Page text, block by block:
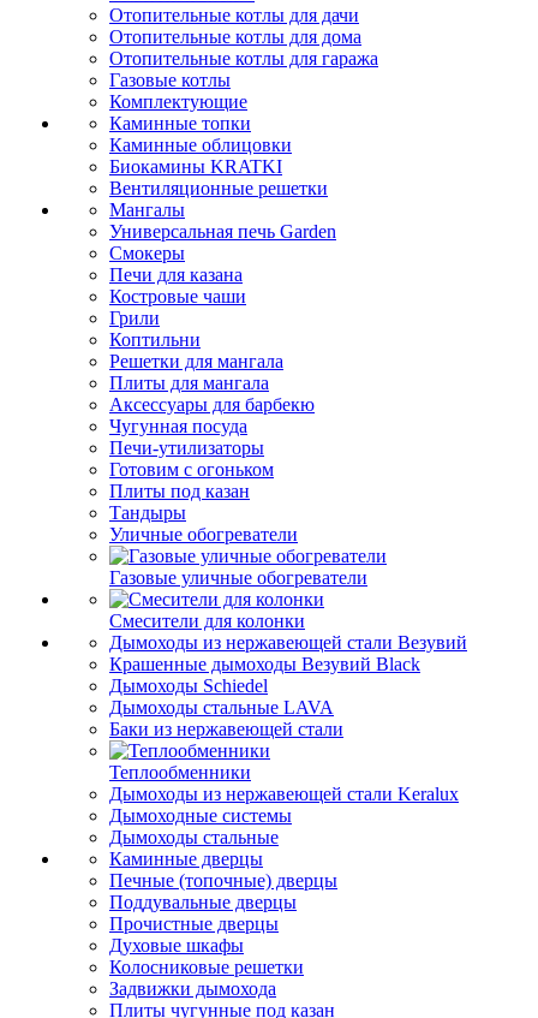
Отопительные котлы для дачи
Отопительные котлы для дома
Отопительные котлы для гаража
Газовые котлы
Комплектующие
Каминные топки
Каминные облицовки
Биокамины KRATKI
Вентиляционные решетки
Мангалы
Универсальная печь Garden
Смокеры
Печи для казана
Костровые чаши
Грили
Коптильни
Решетки для мангала
Плиты для мангала
Аксессуары для барбекю
Чугунная посуда
Печи-утилизаторы
Готовим с огоньком
Плиты под казан
Тандыры
Уличные обогреватели
Газовые уличные обогреватели
Смесители для колонки
Дымоходы из нержавеющей стали Везувий
Крашенные дымоходы Везувий Black
Дымоходы Schiedel
Дымоходы стальные LAVA
Баки из нержавеющей стали
Теплообменники
Дымоходы из нержавеющей стали Keralux
Дымоходные системы
Дымоходы стальные
Каминные дверцы
Печные (топочные) дверцы
Поддувальные дверцы
Прочистные дверцы
Духовые шкафы
Колосниковые решетки
Задвижки дымохода
Плиты чугунные под казан